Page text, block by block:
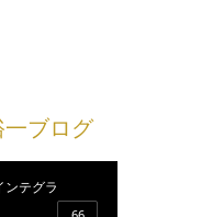
ブログ
ンテグラ